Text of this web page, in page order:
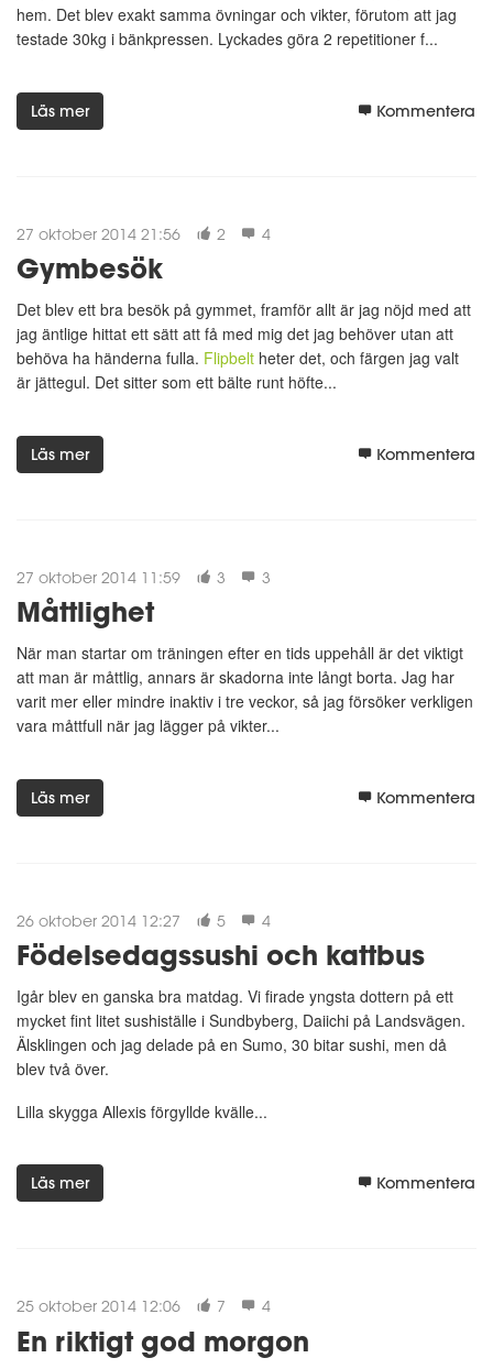
hem. Det blev exakt samma övningar och vikter, förutom att jag
testade 30kg i bänkpressen. Lyckades göra 2 repetitioner f...
Läs mer Kommentera
27 oktober 2014 21:56 2 4
Gymbesök
Det blev ett bra besök på gymmet, framför allt är jag nöjd med att
jag äntlige hittat ett sätt att få med mig det jag behöver utan att
behöva ha händerna fulla. Flipbelt heter det, och färgen jag valt
är jättegul. Det sitter som ett bälte runt höfte...
Läs mer Kommentera
27 oktober 2014 11:59 3 3
Måttlighet
När man startar om träningen efter en tids uppehåll är det viktigt
att man är måttlig, annars är skadorna inte långt borta. Jag har
varit mer eller mindre inaktiv i tre veckor, så jag försöker verkligen
vara måttfull när jag lägger på vikter...
Läs mer Kommentera
26 oktober 2014 12:27 5 4
Födelsedagssushi och kattbus
Igår blev en ganska bra matdag. Vi firade yngsta dottern på ett
mycket fint litet sushiställe i Sundbyberg, Daiichi på Landsvägen.
Älsklingen och jag delade på en Sumo, 30 bitar sushi, men då
blev två över.
Lilla skygga Allexis förgyllde kvälle...
Läs mer Kommentera
25 oktober 2014 12:06 7 4
En riktigt god morgon